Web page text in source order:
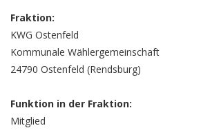
Fraktion:
KWG Ostenfeld
Kommunale Wählergemeinschaft
24790 Ostenfeld (Rendsburg)
Funktion in der Fraktion:
Mitglied